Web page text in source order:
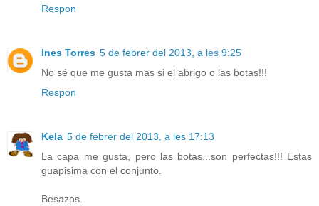
Respon
Ines Torres 5 de febrer del 2013, a les 9:25
No sé que me gusta mas si el abrigo o las botas!!!
Respon
Kela 5 de febrer del 2013, a les 17:13
La capa me gusta, pero las botas...son perfectas!!! Estas
guapisima con el conjunto.
Besazos.